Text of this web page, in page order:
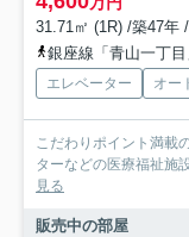
31.71㎡ (1R) /築47年
銀座線「青山一丁目」駅
エレベーター オー
こだわりポイント満載
ターなどの医療福祉施
見る
販売中の部屋